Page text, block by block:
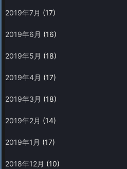
2019年7月 (17)
2019年6月 (16)
2019年5月 (18)
2019年4月 (17)
2019年3月 (18)
2019年2月 (14)
2019年1月 (17)
2018年12月 (10)